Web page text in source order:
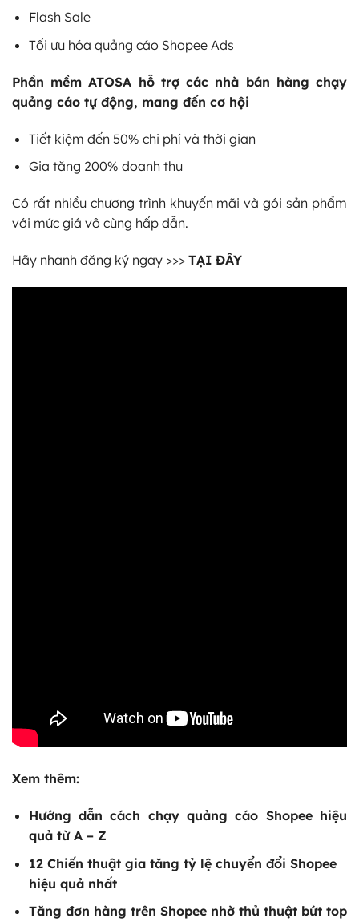
Flash Sale
Tối ưu hóa quảng cáo Shopee Ads
Phần mềm ATOSA hỗ trợ các nhà bán hàng chạy
quảng cáo tự động, mang đến cơ hội
Tiết kiệm đến 50% chi phí và thời gian
Gia tăng 200% doanh thu
Có rất nhiều chương trình khuyến mãi và gói sản phẩm
với mức giá vô cùng hấp dẫn.
Hãy nhanh đăng ký ngay >>> TẠI ĐÂY
Xem thêm:
Hướng dẫncách chạy quảng cáo Shopeehiệu
quả từ A – Z
12 Chiến thuật gia tăng tỷ lệ chuyển đổi Shopee
hiệu quả nhất
Tăng đơn hàng trên Shopee nhờ thủ thuật bứt top